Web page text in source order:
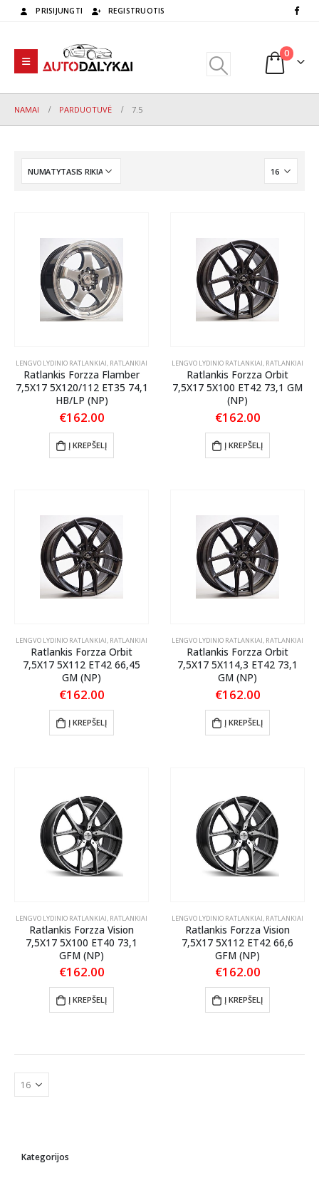
PRISIJUNGTI REGISTRUOTIS
0
NAMAI PARDUOTUVĖ 7.5
LENGVO LYDINIO RATLANKIAI, RATLANKIAI
Ratlankis Forzza Flamber
7,5X17 5X120/112 ET35 74,1
HB/LP (NP)
€162.00
Į KREPŠELĮ
LENGVO LYDINIO RATLANKIAI, RATLANKIAI
Ratlankis Forzza Orbit
7,5X17 5X100 ET42 73,1 GM
(NP)
€162.00
Į KREPŠELĮ
LENGVO LYDINIO RATLANKIAI, RATLANKIAI
Ratlankis Forzza Orbit
7,5X17 5X112 ET42 66,45
GM (NP)
€162.00
Į KREPŠELĮ
LENGVO LYDINIO RATLANKIAI, RATLANKIAI
Ratlankis Forzza Orbit
7,5X17 5X114,3 ET42 73,1
GM (NP)
€162.00
Į KREPŠELĮ
LENGVO LYDINIO RATLANKIAI, RATLANKIAI
Ratlankis Forzza Vision
7,5X17 5X100 ET40 73,1
GFM (NP)
€162.00
Į KREPŠELĮ
LENGVO LYDINIO RATLANKIAI, RATLANKIAI
Ratlankis Forzza Vision
7,5X17 5X112 ET42 66,6
GFM (NP)
€162.00
Į KREPŠELĮ
Kategorijos